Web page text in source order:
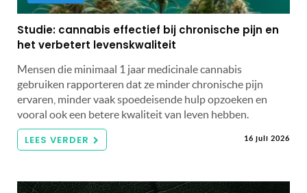
Studie: cannabis effectief bij chronische pijn en
het verbetert levenskwaliteit
Mensen die minimaal 1 jaar medicinale cannabis
gebruiken rapporteren dat ze minder chronische pijn
ervaren, minder vaak spoedeisende hulp opzoeken en
vooral ook een betere kwaliteit van leven hebben.
LEES VERDER 16 juli 2026